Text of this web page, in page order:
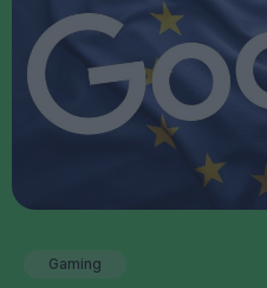
Gaming